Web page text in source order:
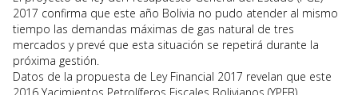
2017 confirma que este año Bolivia no pudo atender al mismo
tiempo las demandas máximas de gas natural de tres
mercados y prevé que esta situación se repetirá durante la
próxima gestión.
Datos de la propuesta de Ley Financial 2017 revelan que este
2016 Yacimientos Petrolíferos Fiscales Bolivianos (YPFB)